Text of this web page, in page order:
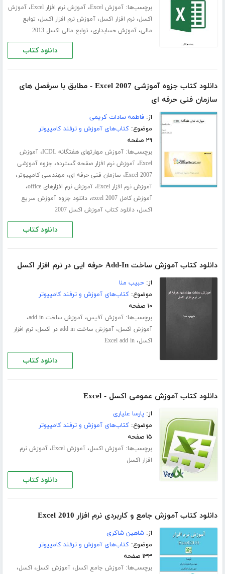
برچسب‌ها:آموزش Excel ،آموزش نرم افزار Excel ،آموزش
اکسل،نرم افزار اکسل،آموزش نرم افزار اکسل، توابع
مالی،آموزش حسابداری، توابع مالی اکسل 2013
دانلود کتاب
دانلود کتاب جزوه آموزشی Excel 2007 - مطابق با سرفصل های
سازمان فنی حرفه ای
از:فاطمه سادات کریمی
موضوع:کتاب‌های آموزش و ترفند کامپیوتر
۲۹ صفحه
برچسب‌ها:آموزش مهارتهای هفتگانه ICDL ،آموزش
Excel،آموزش نرم افزار صفحه گسترده، جزوه آموزشی
Excel 2007، سازمان فنی حرفه ای، مهندسی کامپیوتر،
آموزش نرم افزار Excel ،آموزش نرم افزارهای office ،
آموزش کامل excel 2007 ،دانلود جزوه آموزش سریع
اکسل،دانلود کتاب آموزش اکسل 2007
دانلود کتاب
دانلود کتاب آموزش ساخت Add-In حرفه ایی در نرم افزار اکسل
از:حبیب منا
موضوع:کتاب‌های آموزش و ترفند کامپیوتر
۱۰ صفحه
برچسب‌ها:آموزش آفیس،آموزش ساخت add in ،
آموزش اکسل،آموزش ساخت add in در اکسل ،نرم افزار
اکسل،Excel add in
دانلود کتاب
دانلود کتاب آموزش عمومی اکسل - Excel
از:پارسا علیاری
موضوع:کتاب‌های آموزش و ترفند کامپیوتر
۱۵ صفحه
برچسب‌ها:آموزش اکسل،آموزش Excel ،آموزش نرم
افزار اکسل
دانلود کتاب
دانلود کتاب آموزش جامع و کاربردی نرم افزار Excel 2010
از:شاهین شاکری
موضوع:کتاب‌های آموزش و ترفند کامپیوتر
۱۳۳ صفحه
برچسب‌ها:آموزش جامع اکسل،آموزش اکسل، اکسل،